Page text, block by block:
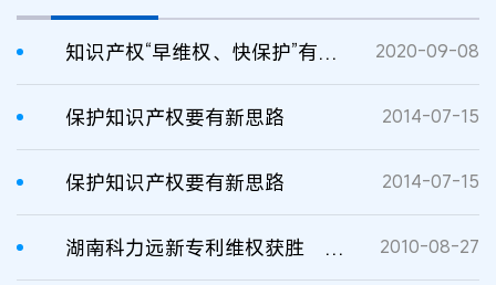
知识产权“早维权、快保护”有了“北京样本” 2020-09-08
保护知识产权要有新思路 2014-07-15
保护知识产权要有新思路 2014-07-15
湖南科力远新专利维权获胜 电动汽车有了“中国芯” 2010-08-27